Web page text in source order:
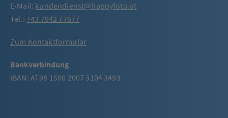
E-Mail: kundendienst@happyfoto.at
Tel.: +43 7942 77677
Zum Kontaktformular
Bankverbindung
IBAN: AT98 1500 2007 3104 3493